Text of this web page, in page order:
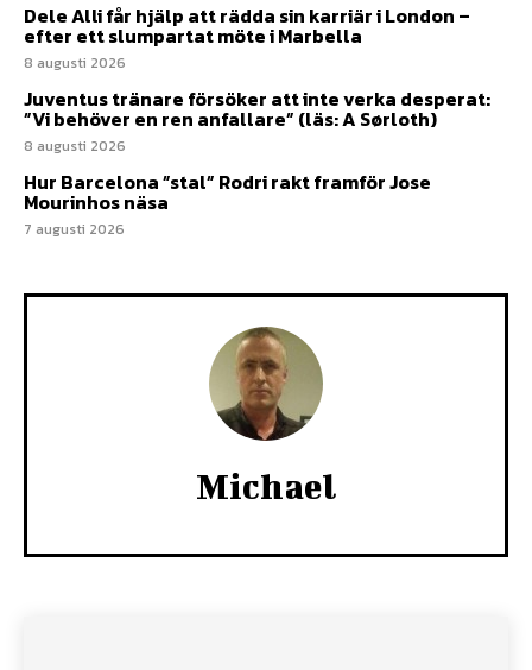
Dele Alli får hjälp att rädda sin karriär i London –
efter ett slumpartat möte i Marbella
8 augusti 2026
Juventus tränare försöker att inte verka desperat:
”Vi behöver en ren anfallare” (läs: A Sørloth)
8 augusti 2026
Hur Barcelona ”stal” Rodri rakt framför Jose
Mourinhos näsa
7 augusti 2026
Michael